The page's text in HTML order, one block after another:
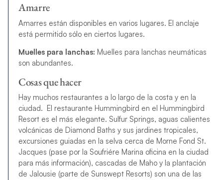
Amarre
Amarres están disponibles en varios lugares. El anclaje
está permitido sólo en ciertos lugares.
Muelles para lanchas: Muelles para lanchas neumáticas
son abundantes.
Cosas que hacer
Hay muchos restaurantes a lo largo de la costa y en la
ciudad. El restaurante Hummingbird en el Hummingbird
Resort es el más elegante. Sulfur Springs, aguas calientes
volcánicas de Diamond Baths y sus jardines tropicales,
excursiones guiadas en la selva cerca de Morne Fond St.
Jacques (pase por la Soufriére Marina oficina en la ciudad
para más información), cascadas de Maho y la plantación
de Jalousie (parte de Sunswept Resorts) son una de las